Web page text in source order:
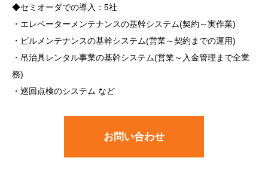
◆セミオーダでの導入：5社
・エレベーターメンテナンスの基幹システム(契約～実作業)
・ビルメンテナンスの基幹システム(営業～契約までの運用)
・吊治具レンタル事業の基幹システム(営業～入金管理まで全業
務)
・巡回点検のシステム など
お問い合わせ